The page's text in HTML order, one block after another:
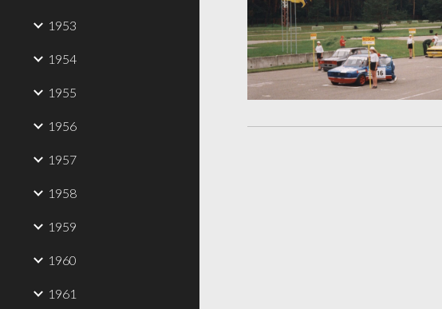
1953
1954
1955
1956
1957
1958
1959
1960
1961